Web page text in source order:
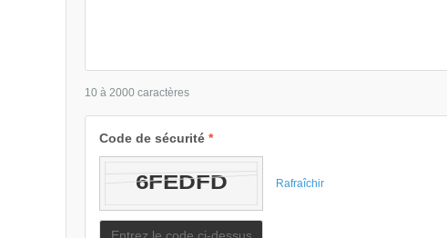
10 à 2000 caractères
Code de sécurité *
Rafraîchir